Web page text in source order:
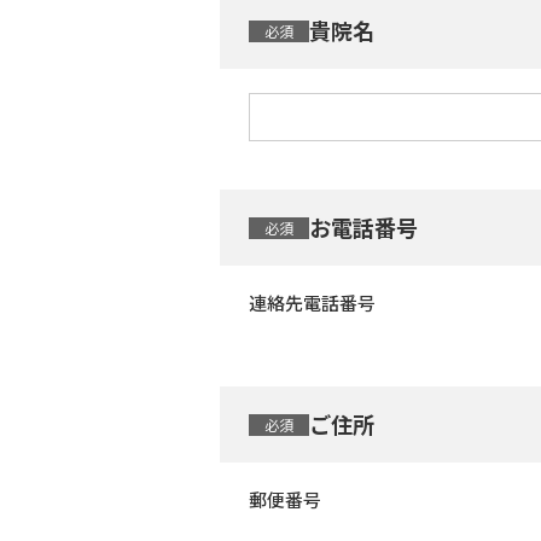
貴院名
お電話番号
連絡先電話番号
ご住所
郵便番号